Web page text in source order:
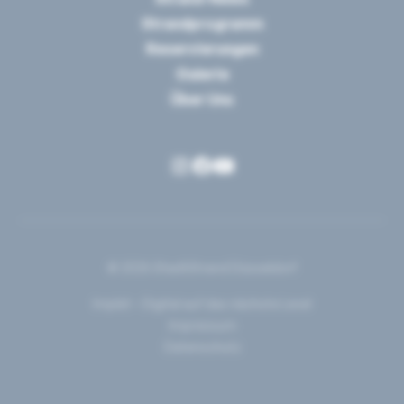
Strandprogramm
Reservierungen
Galerie
Über Uns